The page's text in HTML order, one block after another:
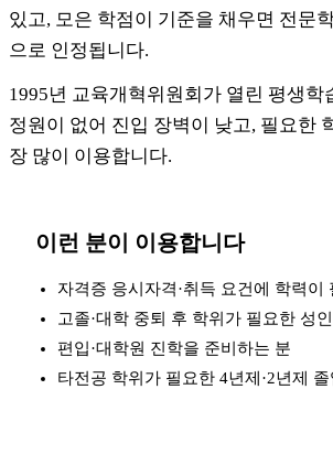
있고, 모은 학점이 기준을 채우면 전문
으로 인정됩니다.
1995년 교육개혁위원회가 열린 평생
정원이 없어 진입 장벽이 낮고, 필요한
장 많이 이용합니다.
이런 분이 이용합니다
자격증 응시자격·취득 요건에 학력이
고졸·대학 중퇴 후 학위가 필요한 성
편입·대학원 진학을 준비하는 분
타전공 학위가 필요한 4년제·2년제